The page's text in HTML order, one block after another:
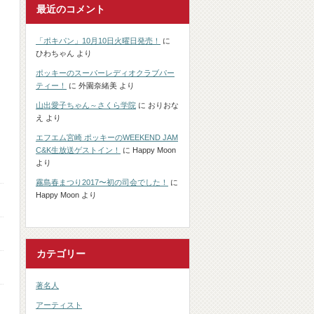
最近のコメント
「ポキパン」10月10日火曜日発売！
に
ひわちゃん より
ポッキーのスーパーレディオクラブパー
ティー！
に 外園奈緒美 より
山出愛子ちゃん～さくら学院 に おりおな
え
より
エフエム宮崎 ポッキーのWEEKEND JAM
C&K生放送ゲストイン！
に Happy Moon
より
霧島春まつり2017〜初の司会でした！
に
Happy Moon より
カテゴリー
著名人
アーティスト